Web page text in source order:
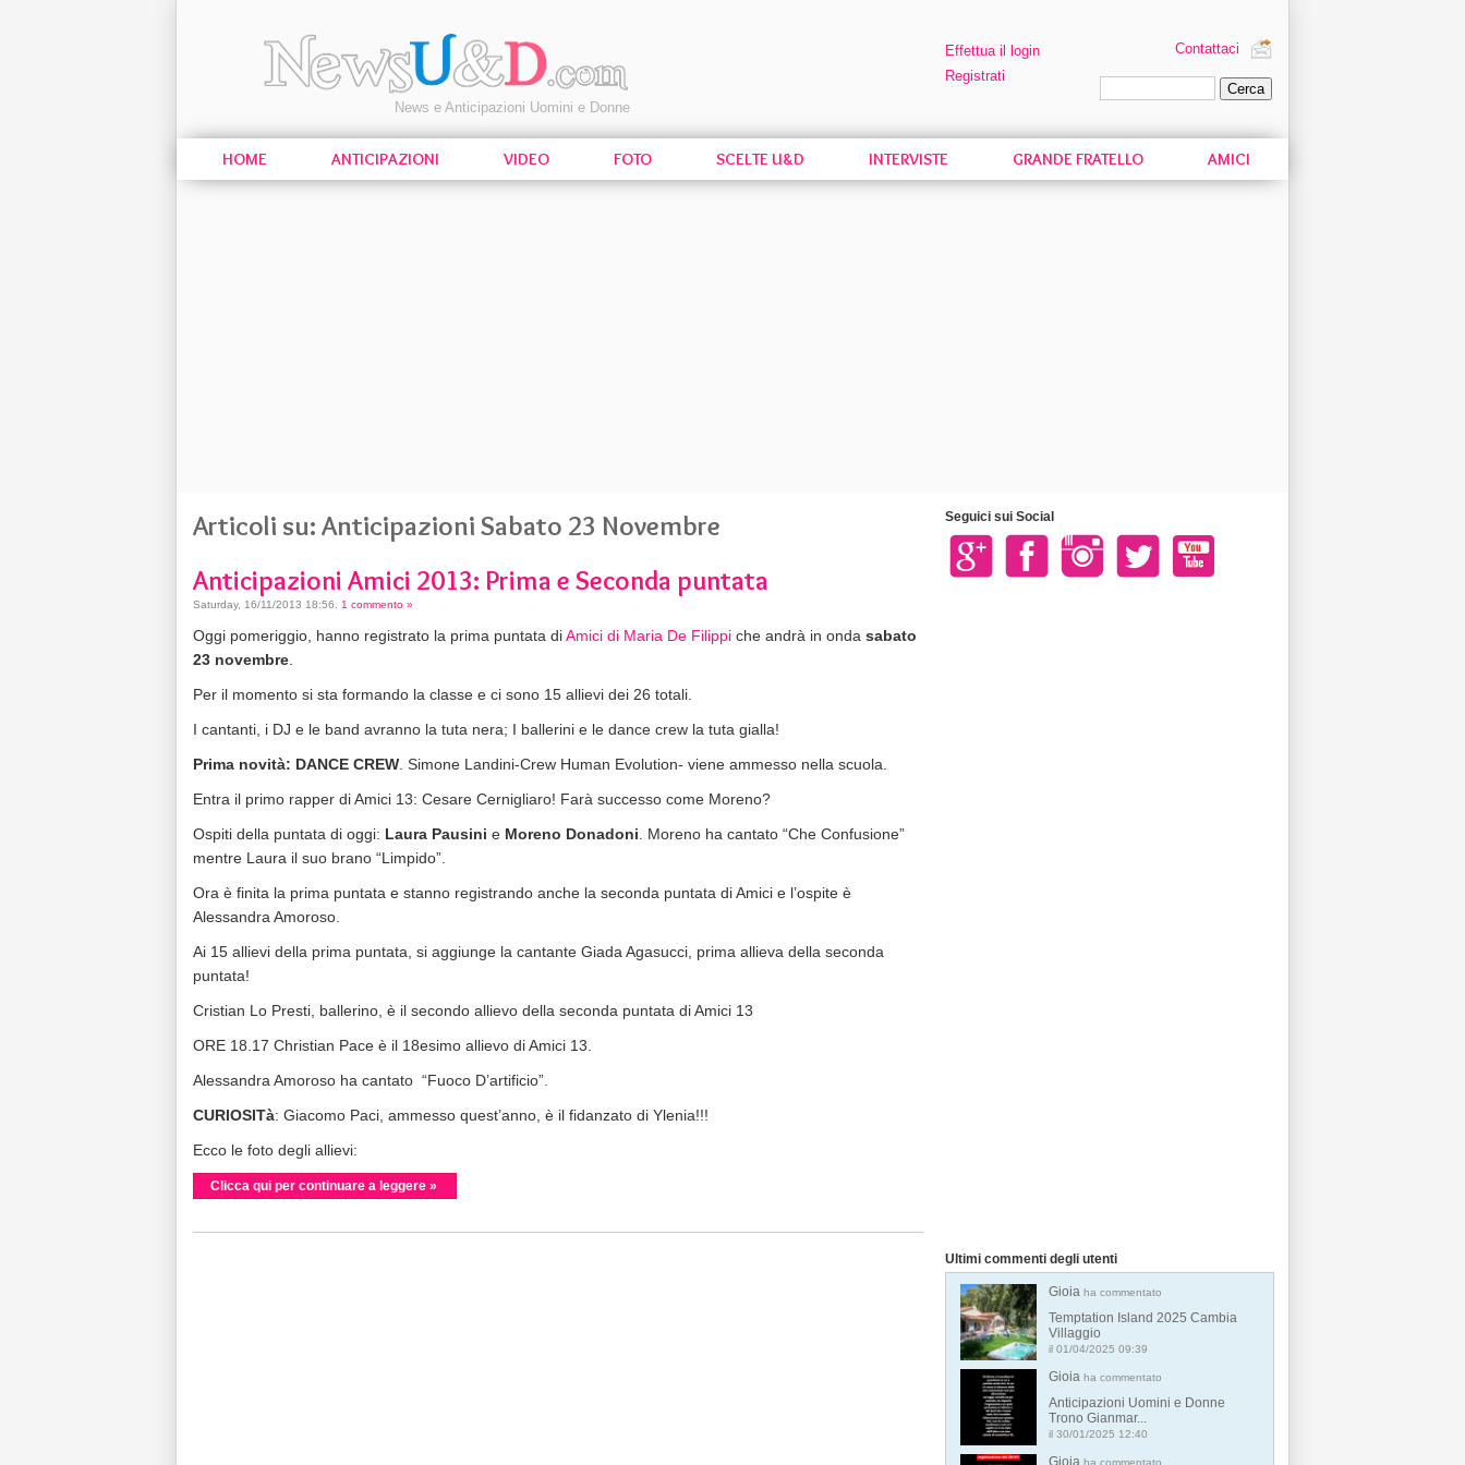
News e Anticipazioni Uomini e Donne
Effettua il login
Registrati
Contattaci
HOME ANTICIPAZIONI VIDEO FOTO SCELTE U&D INTERVISTE GRANDE FRATELLO AMICI
Articoli su: Anticipazioni Sabato 23 Novembre
Anticipazioni Amici 2013: Prima e Seconda puntata
Saturday, 16/11/2013 18:56 1 commento »
Oggi pomeriggio, hanno registrato la prima puntata diAmici di Maria De Filippi che andrà in onda sabato
23 novembre
Per il momento si sta formando la classe e ci sono 15 allievi dei 26 totali.
I cantanti, i DJ e le band avranno la tuta nera; I ballerini e le dance crew la tuta gialla!
Prima novità: DANCE CREW . Simone Landini-Crew Human Evolution- viene ammesso nella scuola.
Entra il primo rapper di Amici 13: Cesare Cernigliaro! Farà successo come Moreno?
Ospiti della puntata di oggi: Laura Pausini e Moreno Donadoni . Moreno ha cantato “Che Confusione”
mentre Laura il suo brano “Limpido”.
Ora è finita la prima puntata e stanno registrando anche la seconda puntata di Amici e l’ospite è
Alessandra Amoroso.
Ai 15 allievi della prima puntata, si aggiunge la cantante Giada Agasucci, prima allieva della seconda
puntata!
Cristian Lo Presti, ballerino, è il secondo allievo della seconda puntata di Amici 13
ORE 18.17 Christian Pace è il 18esimo allievo di Amici 13.
Alessandra Amoroso ha cantato “Fuoco D’artificio”.
CURIOSITà: Giacomo Paci, ammesso quest’anno, è il fidanzato di Ylenia!!!
Ecco le foto degli allievi:
Clicca qui per continuare a leggere »
Seguici sui Social
Ultimi commenti degli utenti
Gioia ha commentato
Temptation Island 2025 Cambia
Villaggio
il 01/04/2025 09:39
Gioia ha commentato
Anticipazioni Uomini e Donne
Trono Gianmar...
il 30/01/2025 12:40
Gioia ha commentato